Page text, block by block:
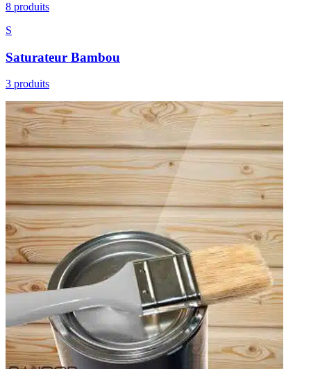
8 produits
S
Saturateur Bambou
3 produits